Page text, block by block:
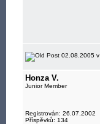
02.08.2005 v
Honza V.
Junior Member
Registrován: 26.07.2002
Příspěvků: 134